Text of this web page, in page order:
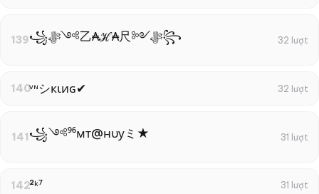
139 ꧁ﷻ༺乙₳ℋ₳尺༻ﷻ꧂ 32 lượt
140ᵛᶰシкιиɢ✔ 32 lượt
141꧁༺⁹⁶мт@нυуミ★ 31 lượt
142²ᵏ⁷ 31 lượt